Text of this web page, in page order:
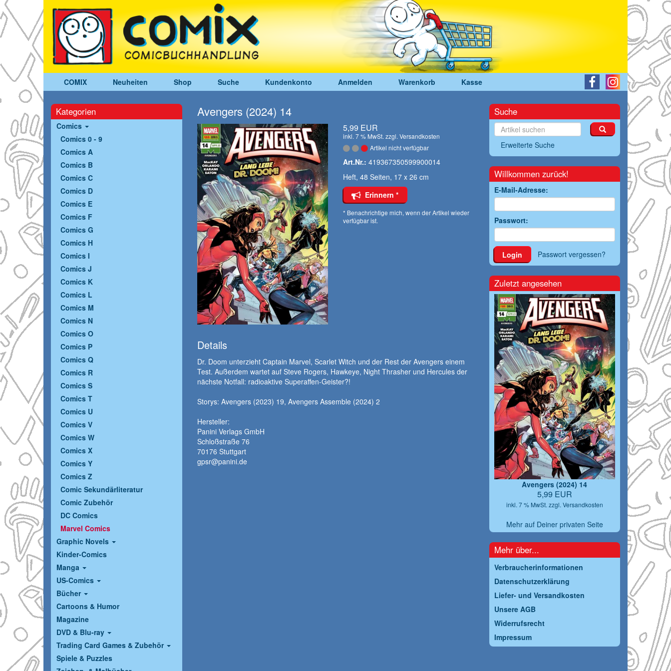
COMIX Neuheiten Shop Suche Kundenkonto Anmelden Warenkorb Kasse
Kategorien
Comics
Comics 0 - 9
Comics A
Comics B
Comics C
Comics D
Comics E
Comics F
Comics G
Comics H
Comics I
Comics J
Comics K
Comics L
Comics M
Comics N
Comics O
Comics P
Comics Q
Comics R
Comics S
Comics T
Comics U
Comics V
Comics W
Comics X
Comics Y
Comics Z
Comic Sekundärliteratur
Comic Zubehör
DC Comics
Marvel Comics
Graphic Novels
Kinder-Comics
Manga
US-Comics
Bücher
Cartoons & Humor
Magazine
DVD & Blu-ray
Trading Card Games & Zubehör
Spiele & Puzzles
Avengers (2024) 14
5,99 EUR
inkl. 7 % MwSt. zzgl. Versandkosten
Artikel nicht verfügbar
Art.Nr.: 419367350599900014
Heft, 48 Seiten, 17 x 26 cm
Erinnern *
* Benachrichtige mich, wenn der Artikel wieder
verfügbar ist.
Details
Dr. Doom unterzieht Captain Marvel, Scarlet Witch und der Rest der Avengers einem
Test. Außerdem wartet auf Steve Rogers, Hawkeye, Night Thrasher und Hercules der
nächste Notfall: radioaktive Superaffen-Geister?!
Storys: Avengers (2023) 19, Avengers Assemble (2024) 2
Hersteller:
Panini Verlags GmbH
Schloßstraße 76
70176 Stuttgart
gpsr@panini.de
Suche
Erweiterte Suche
Willkommen zurück!
E-Mail-Adresse:
Passwort:
Login Passwort vergessen?
Zuletzt angesehen
Avengers (2024) 14
5,99 EUR
inkl. 7 % MwSt. zzgl.Versandkosten
Mehr auf Deiner privaten Seite
Mehr über...
Verbraucherinformationen
Datenschutzerklärung
Liefer- und Versandkosten
Unsere AGB
Widerrufsrecht
Impressum